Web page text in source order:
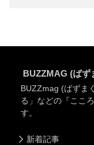
BUZZMAG (ば
BUZZmag (ばずま
る」などの『ここ
す。
新着記事